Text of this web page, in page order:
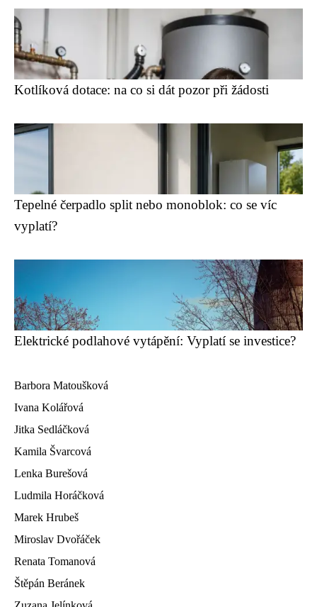
Kotlíková dotace: na co si dát pozor při žádosti
Tepelné čerpadlo split nebo monoblok: co se víc
vyplatí?
Elektrické podlahové vytápění: Vyplatí se investice?
Barbora Matoušková
Ivana Kolářová
Jitka Sedláčková
Kamila Švarcová
Lenka Burešová
Ludmila Horáčková
Marek Hrubeš
Miroslav Dvořáček
Renata Tomanová
Štěpán Beránek